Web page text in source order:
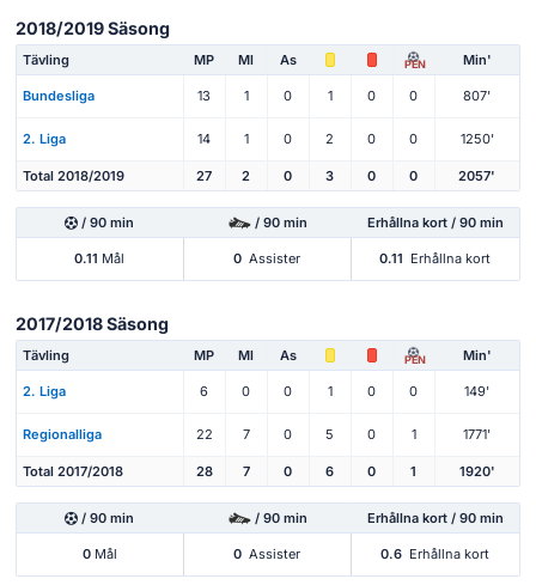
2018/2019 Säsong
Tävling MP Ml As PEN Min'
Bundesliga 13 1 0 1 0 0 807'
2. Liga 14 1 0 2 0 0 1250'
Total 2018/2019 27 2 0 3 0 0 2057'
/ 90 min / 90 min Erhållna kort / 90 min
0.11 Mål 0 Assister 0.11 Erhållna kort
2017/2018 Säsong
Tävling MP Ml As PEN Min'
2. Liga 6 0 0 1 0 0 149'
Regionalliga 22 7 0 5 0 1 1771'
Total 2017/2018 28 7 0 6 0 1 1920'
/ 90 min / 90 min Erhållna kort / 90 min
0Mål 0 Assister 0.6 Erhållna kort